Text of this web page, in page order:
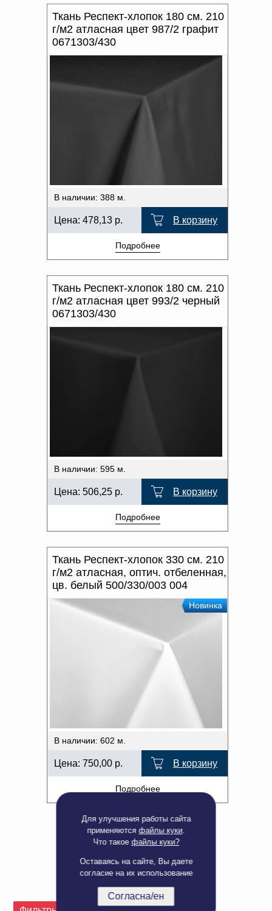
Для улучшения работы сайта
применяютсяфайлы куки.
Что такое файлы куки?
Оставаясь на сайте, Вы даете
согласие на их использование
Согласна/ен
Ткань Респект-хлопок 180 см. 210
г/м2 атласная цвет 987/2 графит
0671303/430
В наличии: 388 м.
Цена: 478,13 р. В корзину
Подробнее
Ткань Респект-хлопок 180 см. 210
г/м2 атласная цвет 993/2 черный
0671303/430
В наличии: 595 м.
Цена: 506,25 р. В корзину
Подробнее
Ткань Респект-хлопок 330 см. 210
г/м2 атласная, оптич. отбеленная,
цв. белый 500/330/003 004
Новинка
В наличии: 602 м.
Цена: 750,00 р. В корзину
Подробнее
Полная версия сайта